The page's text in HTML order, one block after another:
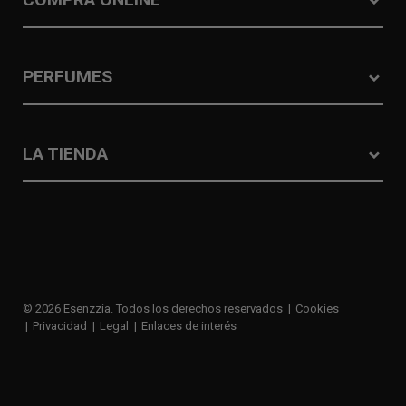
PERFUMES
LA TIENDA
© 2026 Esenzzia. Todos los derechos reservados
Cookies
Privacidad
Legal Enlaces de interés